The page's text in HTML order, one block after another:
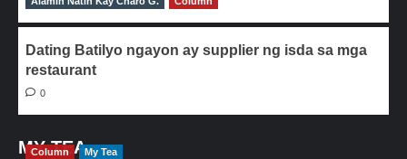
Dating Batilyo ngayon ay supplier ng isda sa mga
restaurant
0
MY TEA
Column My Tea